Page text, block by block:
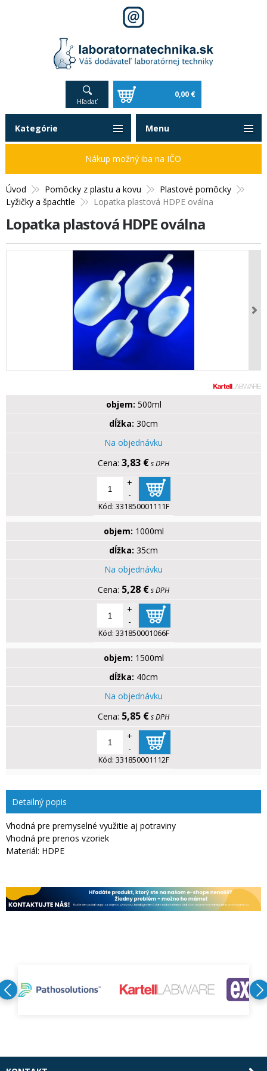
Hľadať
0,00 €
Úvod Pomôcky z plastu a kovu
Plastové pomôcky
Lyžičky a špachtle
Lopatka plastová HDPE oválna
Lopatka plastová HDPE oválna
objem: 500ml
dĺžka: 30cm
Na objednávku
3,83 €s DPH
+
-
Kód: 331850001111F
objem: 1000ml
dĺžka: 35cm
Na objednávku
5,28 €s DPH
+
-
Kód: 331850001066F
objem: 1500ml
dĺžka: 40cm
Na objednávku
5,85 €s DPH
+
-
Kód: 331850001112F
Detailný popis
Vhodná pre premyselné využitie aj potraviny
Vhodná pre prenos vzoriek
Materiál: HDPE
Kategórie
Nákup možný iba na IČO
Menu